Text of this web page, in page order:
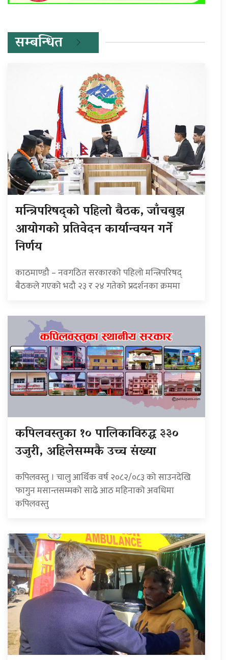
सम्बन्धित
मन्त्रिपरिषद्को पहिलो बैठक, जाँचबुझ
आयोगको प्रतिवेदन कार्यान्वयन गर्ने
निर्णय
काठमाण्डौ – नवगठित सरकारको पहिलो मन्त्रिपरिषद्
बैठकले गएको भदौ २३ र २४ गतेको प्रदर्शनका क्रममा
कपिलवस्तुका १० पालिकाविरुद्ध ३३०
उजुरी, अहिलेसम्मकै उच्च संख्या
कपिलवस्तु । चालु आर्थिक वर्ष २०८२/०८३ को साउनदेखि
फागुन मसान्तसम्मको साढे आठ महिनाको अवधिमा
कपिलवस्तु